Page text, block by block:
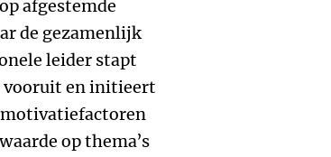
afgestemde
de gezamenlijk
leider stapt
vooruit en initieert
op thema’s